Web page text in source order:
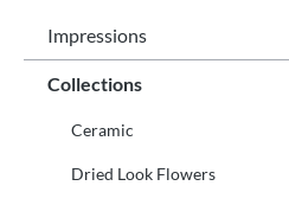
Impressions
Collections
Ceramic
Dried Look Flowers